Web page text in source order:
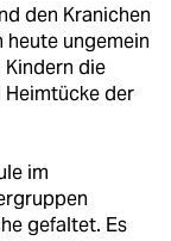
den Kranichen
ungemein
die
der
im
gefaltet. Es